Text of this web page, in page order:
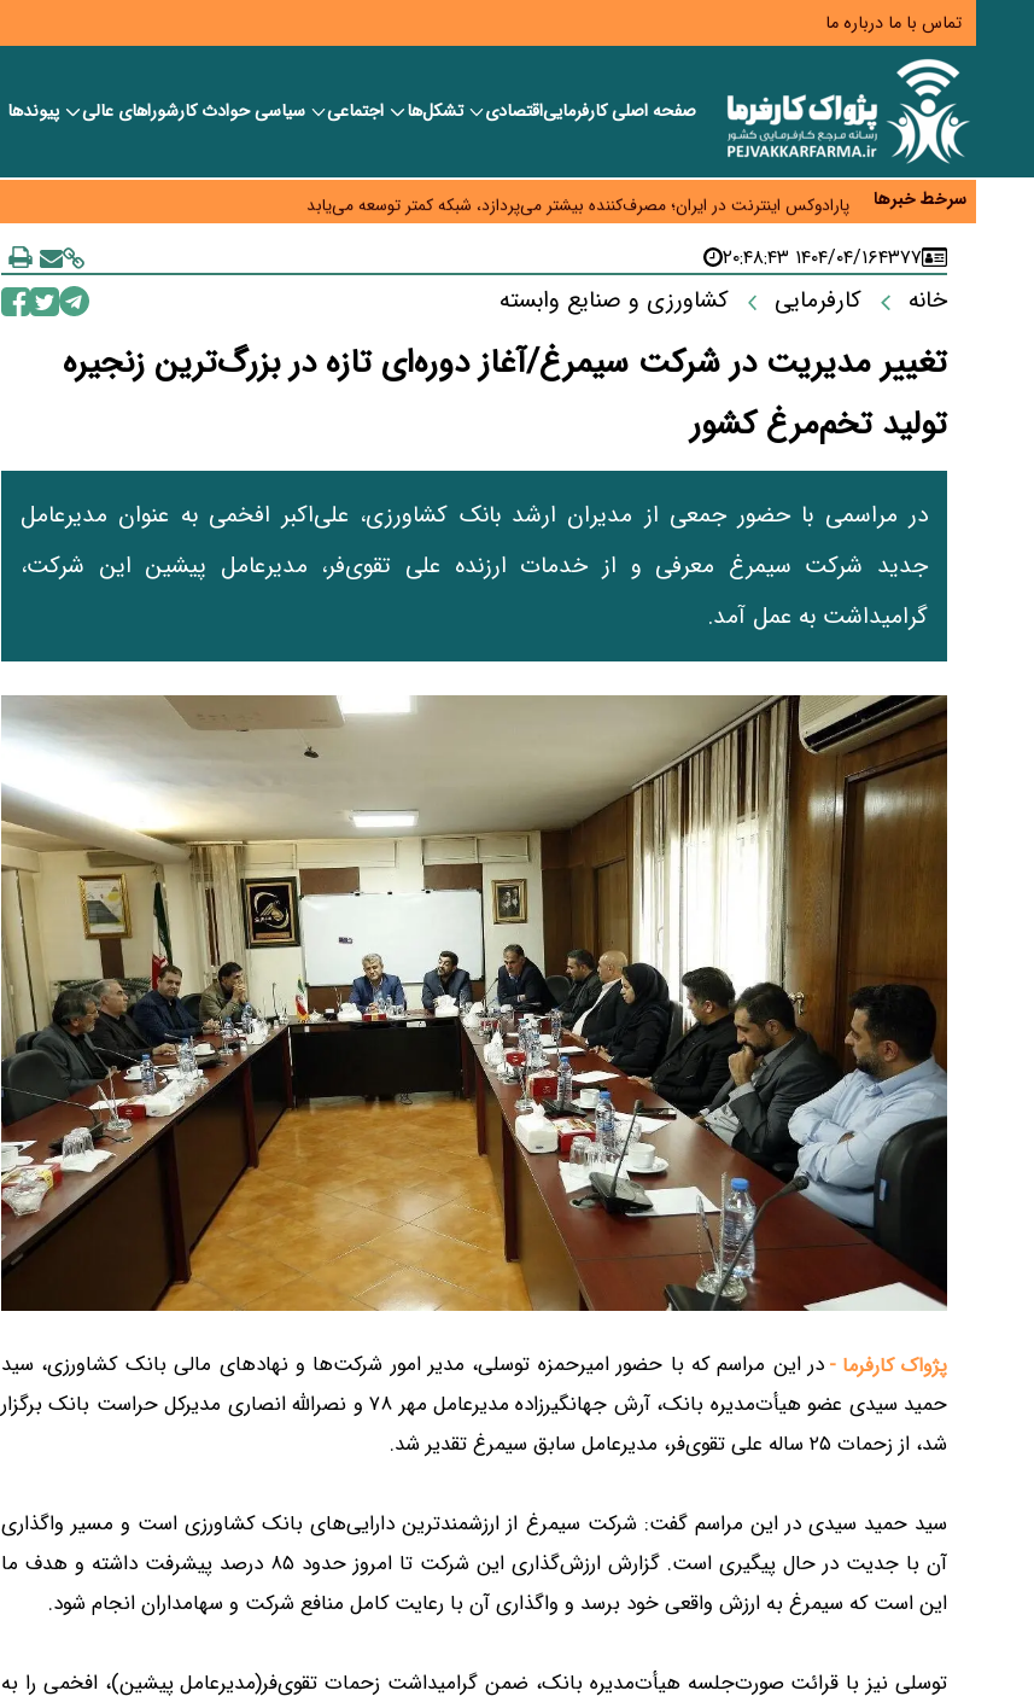
تماس با ما درباره ما
صفحه اصلیکارفرماییاقتصادی تشکل‌ها اجتماعی سیاسیحوادث کارشورا‎های عالی پیوندها
سرخط خبرها
زائران اربعین نگران ارز باقی‌مانده نباشند؛ خرید دینار در بانک‌ها و صرافی‌ها
جنگ کریدورها وارد فاز جدید شد؛ سرمایه‌گذاری ۳۴۵ میلیارد دلاری اوراسیا تا ۲۰۳۵
پارادوکس اینترنت در ایران؛ مصرف‌کننده بیشتر می‌پردازد، شبکه کمتر توسعه می‌یابد
معمای تأمین ۸۰ همت معوقات بازنشستگان؛ بانک رفاه وارد میدان شد
۴۳۷۷۱۴۰۴/۰۴/۱۶ ۲۰:۴۸:۴۳
خانه کارفرمایی کشاورزی و صنایع وابسته
تغییر مدیریت در شرکت سیمرغ/آغاز دوره‌ای تازه در بزرگ‌ترین زنجیره
تولید تخم‌مرغ کشور
در مراسمی با حضور جمعی از مدیران ارشد بانک کشاورزی، علی‌اکبر افخمی به عنوان مدیرعامل
جدید شرکت سیمرغ معرفی و از خدمات ارزنده علی تقوی‌فر، مدیرعامل پیشین این شرکت،
گرامیداشت به عمل آمد.
پژواک کارفرما - در این مراسم که با حضور امیرحمزه توسلی، مدیر امور شرکت‌ها و نهادهای مالی بانک کشاورزی، سید
حمید سیدی عضو هیأت‌مدیره بانک، آرش جهانگیرزاده مدیرعامل مهر ۷۸ و نصرالله انصاری مدیرکل حراست بانک برگزار
شد، از زحمات ۲۵ ساله علی تقوی‌فر، مدیرعامل سابق سیمرغ تقدیر شد.
سید حمید سیدی در این مراسم گفت: شرکت سیمرغ از ارزشمندترین دارایی‌های بانک کشاورزی است و مسیر واگذاری
آن با جدیت در حال پیگیری است. گزارش ارزش‌گذاری این شرکت تا امروز حدود ۸۵ درصد پیشرفت داشته و هدف ما
این است که سیمرغ به ارزش واقعی خود برسد و واگذاری آن با رعایت کامل منافع شرکت و سهامداران انجام شود.
توسلی نیز با قرائت صورت‌جلسه هیأت‌مدیره بانک، ضمن گرامیداشت زحمات تقوی‌فر(مدیرعامل پیشین)، افخمی را به